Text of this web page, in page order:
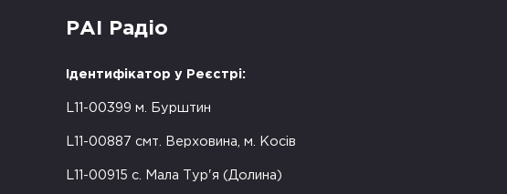
РАІ Радіо
Ідентифікатор у Реєстрі:
L11-00399 м. Бурштин
L11-00887 смт. Верховина, м. Косів
L11-00915 с. Мала Тур'я (Долина)